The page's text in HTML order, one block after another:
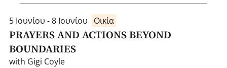
5 Ιουνίου - 8 Ιουνίου Οικία
PRAYERS AND ACTIONS BEYOND
BOUNDARIES
with Gigi Coyle